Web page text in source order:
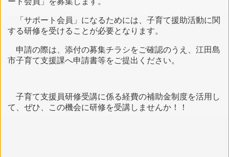
「サポート会員」になるためには、子育て援助活動に関
する研修を受けることが必要となります。
申請の際は、添付の募集チラシをご確認のうえ、江田島
市子育て支援課へ申請書等をご提出ください。
子育て支援員研修受講に係る経費の補助金制度を活用し
て、ぜひ、この機会に研修を受講しませんか！！